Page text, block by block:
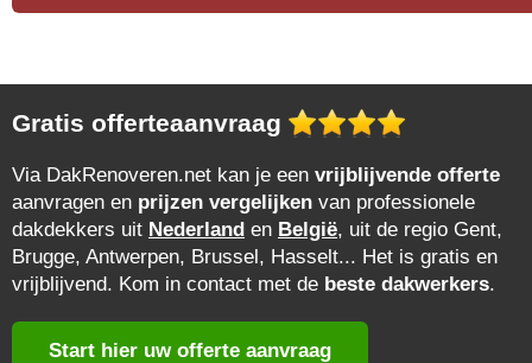
Gratis offerteaanvraag
Via DakRenoveren.net kan je een vrijblijvende offerte
aanvragen en prijzen vergelijken van professionele
dakdekkers uit Nederland en België, uit de regio Gent,
Brugge, Antwerpen, Brussel, Hasselt... Het is gratis en
vrijblijvend. Kom in contact met de beste dakwerkers.
Start hier uw offerte aanvraag